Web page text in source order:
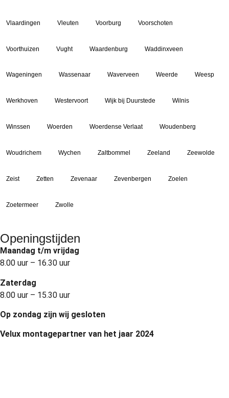
Vlaardingen Vleuten Voorburg Voorschoten
Voorthuizen Vught Waardenburg Waddinxveen
Wageningen Wassenaar Waverveen Weerde Weesp
Werkhoven Westervoort Wijk bij Duurstede Wilnis
Winssen Woerden Woerdense Verlaat Woudenberg
Woudrichem Wychen Zaltbommel Zeeland Zeewolde
Zeist Zetten Zevenaar Zevenbergen Zoelen
Zoetermeer Zwolle
Openingstijden
Maandag t/m vrijdag
8.00 uur – 16.30 uur
Zaterdag
8.00 uur – 15.30 uur
Op zondag zijn wij gesloten
Velux montagepartner van het jaar 2024